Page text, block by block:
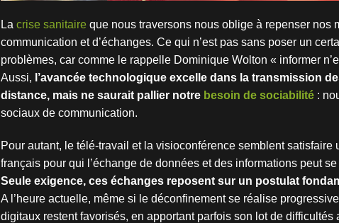
La crise sanitaireque nous traversons nous oblige à repenser nos
communication et d’échanges. Ce qui n’est pas sans poser un
problèmes, car comme le rappelle Dominique Wolton « informer
Aussi, l’avancée technologique excelle dans la transmission
distance, mais ne saurait pallier notre besoin de sociabilité :
sociaux de communication.
Pour autant, le télé-travail et la visioconférence semblent satisfaire
français pour qui l’échange de données et des informations peut
Seule exigence, ces échanges reposent sur un postulat
A l’heure actuelle, même si le déconfinement se réalise
digitaux restent favorisés, en apportant parfois son lot de difficultés